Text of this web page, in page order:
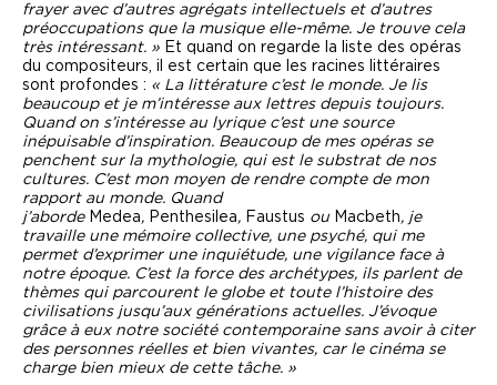
frayer avec d’autres agrégats intellectuels et d’autres
préoccupations que la musique elle-même. Je trouve cela
très intéressant. » Et quand on regarde la liste des opéras
du compositeurs, il est certain que les racines littéraires
sont profondes : « La littérature c’est le monde. Je lis
beaucoup et je m’intéresse aux lettres depuis toujours.
Quand on s’intéresse au lyrique c’est une source
inépuisable d’inspiration. Beaucoup de mes opéras se
penchent sur la mythologie, qui est le substrat de nos
cultures. C’est mon moyen de rendre compte de mon
rapport au monde. Quand
j’aborde Medea, Penthesilea, Faustus ou Macbeth, je
travaille une mémoire collective, une psyché, qui me
permet d’exprimer une inquiétude, une vigilance face à
notre époque. C’est la force des archétypes, ils parlent de
thèmes qui parcourent le globe et toute l’histoire des
civilisations jusqu’aux générations actuelles. J’évoque
grâce à eux notre société contemporaine sans avoir à citer
des personnes réelles et bien vivantes, car le cinéma se
charge bien mieux de cette tâche. »